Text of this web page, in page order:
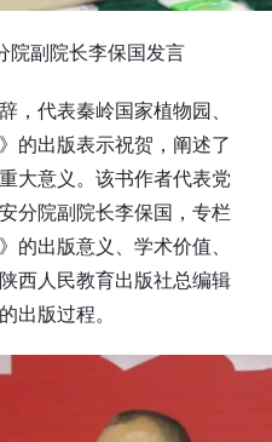
院副院长李保国发言
，代表秦岭国家植物园、
的出版表示祝贺，阐述了
大意义。该书作者代表党
分院副院长李保国，专栏
的出版意义、学术价值、
西人民教育出版社总编辑
出版过程。